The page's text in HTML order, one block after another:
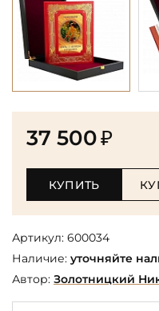
37 500₽
КУПИТЬ
Артикул: 600034
Наличие: уточняйте
Автор: Золотницкий